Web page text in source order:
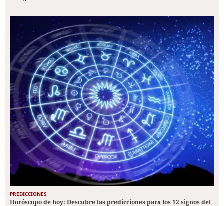
PREDICCIONES
Horóscopo de hoy: Descubre las predicciones para los 12 signos del